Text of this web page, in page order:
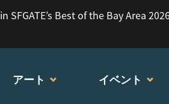
in SFGATE’s Best of the Bay Area
アート イベント